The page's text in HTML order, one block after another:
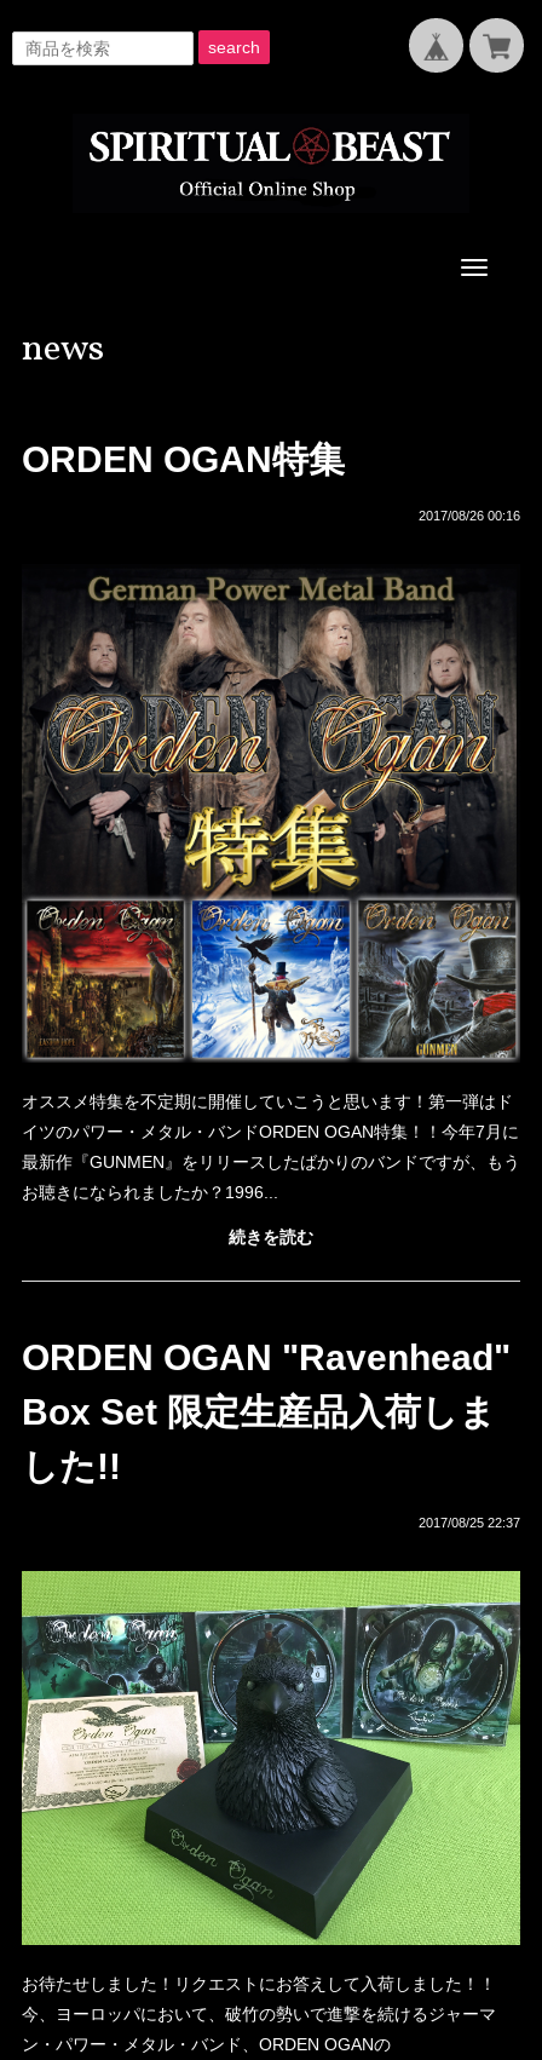
search
Toggle
news
ORDEN OGAN特集
2017/08/26 00:16
オススメ特集を不定期に開催していこうと思います！第一弾はド
イツのパワー・メタル・バンドORDEN OGAN特集！！今年7月に
最新作『GUNMEN』をリリースしたばかりのバンドですが、もう
お聴きになられましたか？1996...
続きを読む
ORDEN OGAN "Ravenhead"
Box Set 限定生産品入荷しま
した!!
2017/08/25 22:37
お待たせしました！リクエストにお答えして入荷しました！！
今、ヨーロッパにおいて、破竹の勢いで進撃を続けるジャーマ
ン・パワー・メタル・バンド、ORDEN OGANの